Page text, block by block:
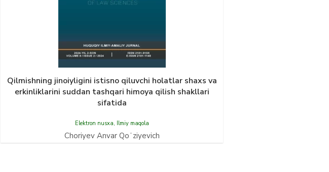
Qilmishning jinoiyligini istisno qiluvchi holatlar shaxs va
erkinliklarini suddan tashqari himoya qilish shakllari
sifatida
Elektron nusxa, Ilmiy maqola
Choriyev Аnvar Qoʻziyevich